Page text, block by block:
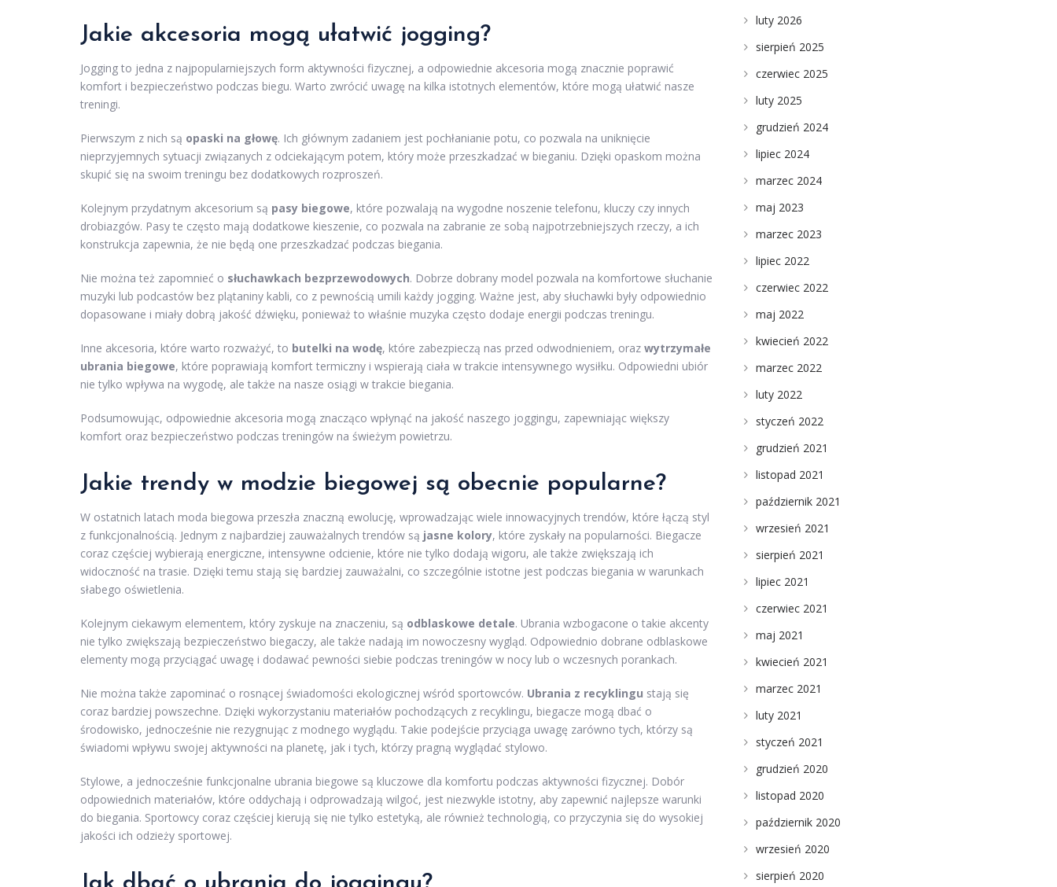
Jakie akcesoria mogą ułatwić jogging?
Jogging to jedna z najpopularniejszych form aktywności fizycznej, a odpowiednie akcesoria mogą znacznie poprawić
komfort i bezpieczeństwo podczas biegu. Warto zwrócić uwagę na kilka istotnych elementów, które mogą ułatwić nasze
treningi.
Pierwszym z nich są opaski na głowę. Ich głównym zadaniem jest pochłanianie potu, co pozwala na uniknięcie
nieprzyjemnych sytuacji związanych z odciekającym potem, który może przeszkadzać w bieganiu. Dzięki opaskom można
skupić się na swoim treningu bez dodatkowych rozproszeń.
Kolejnym przydatnym akcesorium są pasy biegowe, które pozwalają na wygodne noszenie telefonu, kluczy czy innych
drobiazgów. Pasy te często mają dodatkowe kieszenie, co pozwala na zabranie ze sobą najpotrzebniejszych rzeczy, a ich
konstrukcja zapewnia, że nie będą one przeszkadzać podczas biegania.
Nie można też zapomnieć o słuchawkach bezprzewodowych. Dobrze dobrany model pozwala na komfortowe słuchanie
muzyki lub podcastów bez plątaniny kabli, co z pewnością umili każdy jogging. Ważne jest, aby słuchawki były odpowiednio
dopasowane i miały dobrą jakość dźwięku, ponieważ to właśnie muzyka często dodaje energii podczas treningu.
Inne akcesoria, które warto rozważyć, to butelki na wodę, które zabezpieczą nas przed odwodnieniem, oraz wytrzymałe
ubrania biegowe, które poprawiają komfort termiczny i wspierają ciała w trakcie intensywnego wysiłku. Odpowiedni ubiór
nie tylko wpływa na wygodę, ale także na nasze osiągi w trakcie biegania.
Podsumowując, odpowiednie akcesoria mogą znacząco wpłynąć na jakość naszego joggingu, zapewniając większy
komfort oraz bezpieczeństwo podczas treningów na świeżym powietrzu.
Jakie trendy w modzie biegowej są obecnie popularne?
W ostatnich latach moda biegowa przeszła znaczną ewolucję, wprowadzając wiele innowacyjnych trendów, które łączą styl
z funkcjonalnością. Jednym z najbardziej zauważalnych trendów są jasne kolory, które zyskały na popularności. Biegacze
coraz częściej wybierają energiczne, intensywne odcienie, które nie tylko dodają wigoru, ale także zwiększają ich
widoczność na trasie. Dzięki temu stają się bardziej zauważalni, co szczególnie istotne jest podczas biegania w warunkach
słabego oświetlenia.
Kolejnym ciekawym elementem, który zyskuje na znaczeniu, są odblaskowe detale. Ubrania wzbogacone o takie akcenty
nie tylko zwiększają bezpieczeństwo biegaczy, ale także nadają im nowoczesny wygląd. Odpowiednio dobrane odblaskowe
elementy mogą przyciągać uwagę i dodawać pewności siebie podczas treningów w nocy lub o wczesnych porankach.
Nie można także zapominać o rosnącej świadomości ekologicznej wśród sportowców. Ubrania z recyklingu stają się
coraz bardziej powszechne. Dzięki wykorzystaniu materiałów pochodzących z recyklingu, biegacze mogą dbać o
środowisko, jednocześnie nie rezygnując z modnego wyglądu. Takie podejście przyciąga uwagę zarówno tych, którzy są
świadomi wpływu swojej aktywności na planetę, jak i tych, którzy pragną wyglądać stylowo.
Stylowe, a jednocześnie funkcjonalne ubrania biegowe są kluczowe dla komfortu podczas aktywności fizycznej. Dobór
odpowiednich materiałów, które oddychają i odprowadzają wilgoć, jest niezwykle istotny, aby zapewnić najlepsze warunki
do biegania. Sportowcy coraz częściej kierują się nie tylko estetyką, ale również technologią, co przyczynia się do wysokiej
jakości ich odzieży sportowej.
luty 2026
sierpień 2025
czerwiec 2025
luty 2025
grudzień 2024
lipiec 2024
marzec 2024
maj 2023
marzec 2023
lipiec 2022
czerwiec 2022
maj 2022
kwiecień 2022
marzec 2022
luty 2022
styczeń 2022
grudzień 2021
listopad 2021
październik 2021
wrzesień 2021
sierpień 2021
lipiec 2021
czerwiec 2021
maj 2021
kwiecień 2021
marzec 2021
luty 2021
styczeń 2021
grudzień 2020
listopad 2020
październik 2020
wrzesień 2020
sierpień 2020